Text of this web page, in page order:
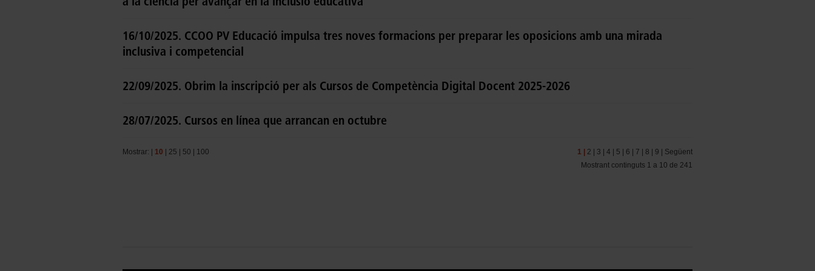
16/10/2025. CCOO PV Educació impulsa tres noves formacions per preparar les oposicions amb una mirada
inclusiva i competencial
22/09/2025. Obrim la inscripció per als Cursos de Competència Digital Docent 2025-2026
28/07/2025. Cursos en línea que arrancan en octubre
Mostrar: | 10 | 25 | 50 | 100 1 | 2 | 3 | 4 | 5 | 6 | 7 | 8 | 9 | Següent
Mostrant continguts 1 a 10 de 241